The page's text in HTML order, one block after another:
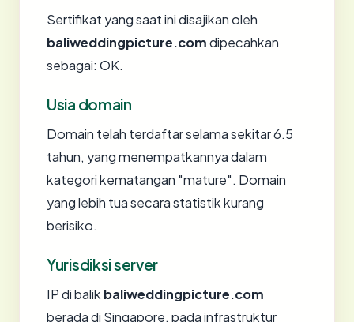
Sertifikat yang saat ini disajikan oleh
baliweddingpicture.comdipecahkan
sebagai: OK.
Usia domain
Domain telah terdaftar selama sekitar 6.5
tahun, yang menempatkannya dalam
kategori kematangan "mature". Domain
yang lebih tua secara statistik kurang
berisiko.
Yurisdiksi server
IP di balik baliweddingpicture.com
berada di Singapore, pada infrastruktur